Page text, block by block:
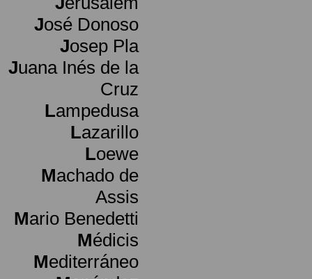
José Donoso
Josep Pla
Juana Inés de la
Cruz
Lampedusa
Lazarillo
Loewe
Machado de
Assis
Mario Benedetti
Médicis
Mediterráneo